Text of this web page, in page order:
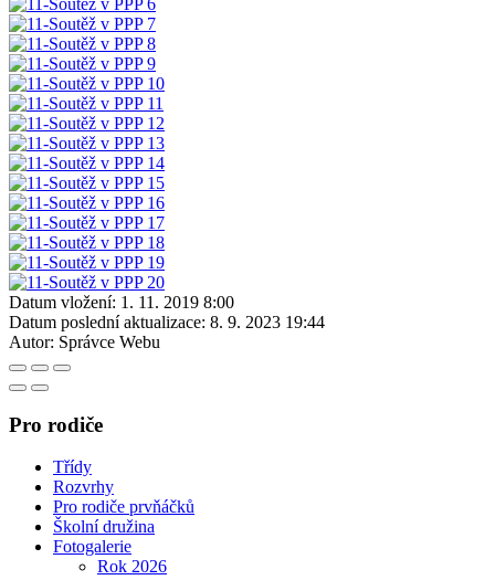
Datum vložení: 1. 11. 2019 8:00
Datum poslední aktualizace: 8. 9. 2023 19:44
Autor: Správce Webu
Pro rodiče
Třídy
Rozvrhy
Pro rodiče prvňáčků
Školní družina
Fotogalerie
Rok 2026